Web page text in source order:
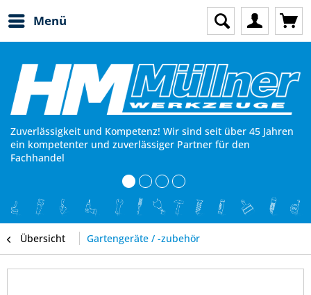
Menü
Zuverlässigkeit und Kompetenz! Wir sind seit über 45 Jahren
ein kompetenter und zuverlässiger Partner für den
Fachhandel
Übersicht Gartengeräte / -zubehör